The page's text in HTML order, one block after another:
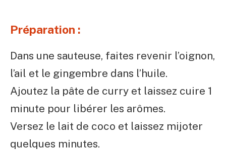
Préparation :
Dans une sauteuse, faites revenir l’oignon,
l’ail et le gingembre dans l’huile.
Ajoutez la pâte de curry et laissez cuire 1
minute pour libérer les arômes.
Versez le lait de coco et laissez mijoter
quelques minutes.